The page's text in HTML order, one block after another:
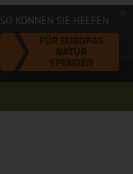
SO KÖNNEN SIE HELFEN
FÜR EUROPAS
NATUR
SPENDEN